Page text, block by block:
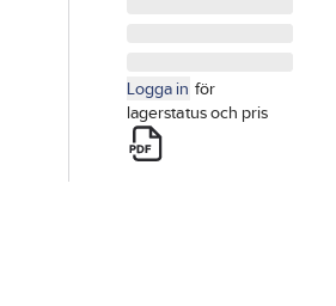
Logga in för
lagerstatus och pris